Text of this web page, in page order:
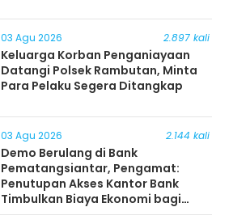
03 Agu 2026 2.897 kali
Keluarga Korban Penganiayaan
Datangi Polsek Rambutan, Minta
Para Pelaku Segera Ditangkap
03 Agu 2026 2.144 kali
Demo Berulang di Bank
Pematangsiantar, Pengamat:
Penutupan Akses Kantor Bank
Timbulkan Biaya Ekonomi bagi
Masyarakat